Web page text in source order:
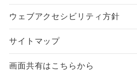
ウェブアクセシビリティ方針
サイトマップ
画面共有はこちらから